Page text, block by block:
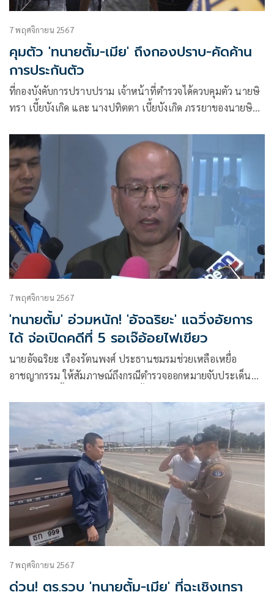
7 พฤศจิกายน 2567
คุมตัว 'ทนายตั้ม-เมีย' ถึงกองปราบ-คัดค้าน
การประกันตัว
ที่กองบังคับการปราบปราม เจ้าหน้าที่ตำรวจได้ควบคุมตัว นายษิ
ทรา เบี้ยบังเกิด และ นางปทิตตา เบี้ยบังเกิด ภรรยาของนายษิ
7 พฤศจิกายน 2567
'ทนายตั้ม' อ่วมหนัก! 'อัจฉริยะ' แฉวิ่งอัยการ
ได้ จ่อเปิดคดีที่ 5 รอเจ๊อ้อยไฟเขียว
นายอัจฉริยะ เรืองรัตนพงศ์ ประธานชมรมช่วยเหลือเหยื่อ
อาชญากรรม ให้สัมภาษณ์ถึงกรณีตำรวจออกหมายจับประเด็นที่
7 พฤศจิกายน 2567
ด่วน! ตร.รวบ 'ทนายตั้ม-เมีย' ที่ฉะเชิงเทรา